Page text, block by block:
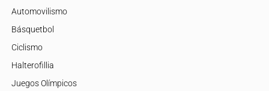
Automovilismo
Básquetbol
Ciclismo
Halterofillia
Juegos Olímpicos